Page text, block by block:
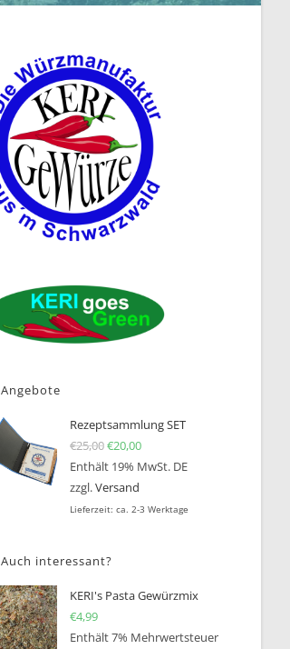
Angebote
Rezeptsammlung SET
€25,00Ursprünglicher Preis war:
€20,00Aktueller Preis ist:
Enthält 19% MwSt. DE
zzgl.Versand
Lieferzeit: ca. 2-3 Werktage
Auch interessant?
KERI's Pasta Gewürzmix
€4,99
Enthält 7% Mehrwertsteuer